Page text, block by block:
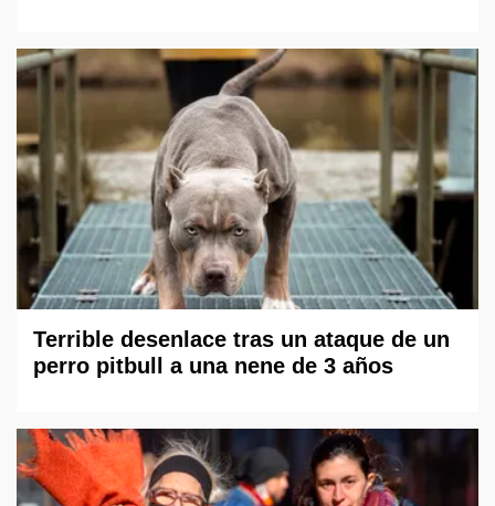
Terrible desenlace tras un ataque de un
perro pitbull a una nene de 3 años